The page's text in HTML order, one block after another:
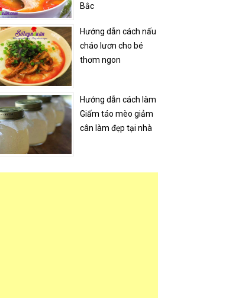
Bắc
Hướng dẫn cách nấu
cháo lươn cho bé
thơm ngon
Hướng dẫn cách làm
Giấm táo mèo giảm
cân làm đẹp tại nhà